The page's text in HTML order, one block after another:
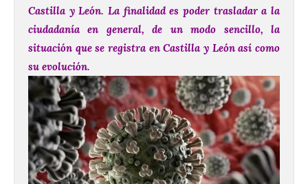
Castilla y León. La finalidad es poder trasladar a la
ciudadanía en general, de un modo sencillo, la
situación que se registra en Castilla y León así como
su evolución.